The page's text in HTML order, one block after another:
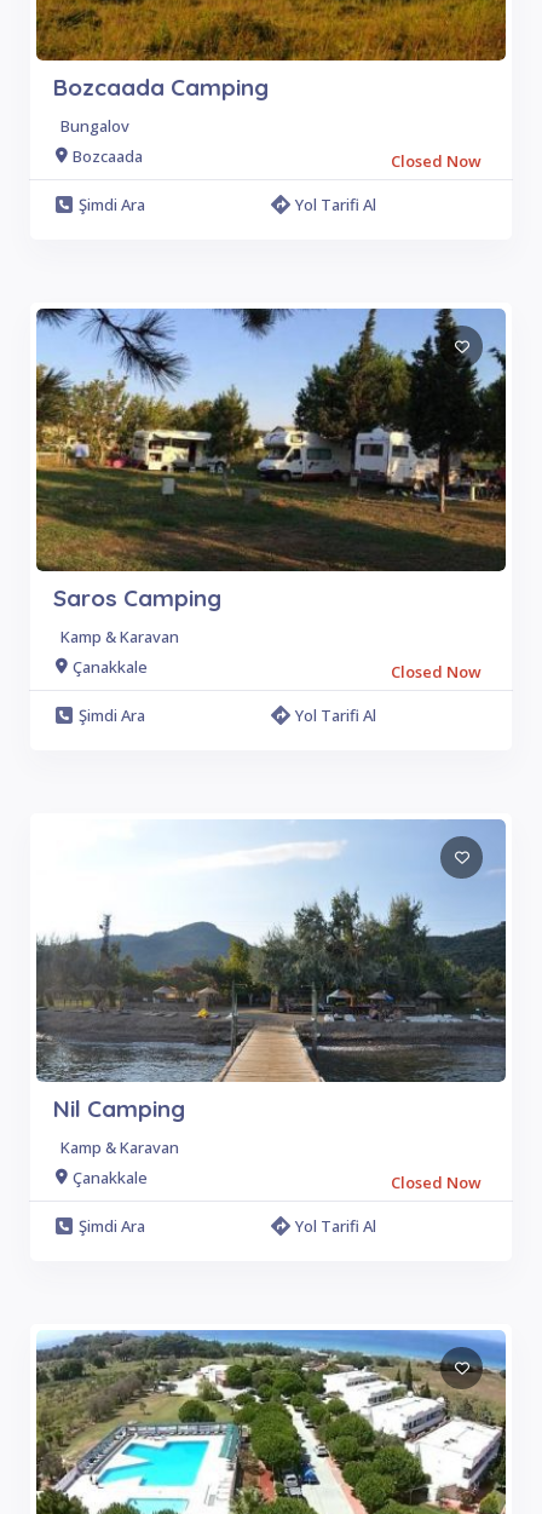
Bozcaada Camping
Bungalov
Bozcaada
Closed Now
Şimdi Ara
Yol Tarifi Al
Saros Camping
Kamp & Karavan
Çanakkale
Closed Now
Şimdi Ara
Yol Tarifi Al
Nil Camping
Kamp & Karavan
Çanakkale
Closed Now
Şimdi Ara
Yol Tarifi Al